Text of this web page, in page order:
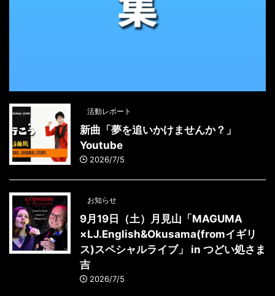
活動レポート
新曲「夢を追いかけませんか？」
Youtube
2026/7/5
お知らせ
9月19日（土）月見山「MAGUMA
×LJ.English&Okusama(fromイギリ
ス)スペシャルライブ」 in つどい処さま
吉
2026/7/5